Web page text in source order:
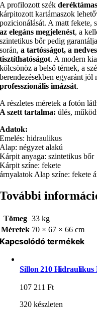
A profilozott szék
kárpitozott kartámaszok
pozicionálását. A matt fekete,
az elegáns megjelenést, a
szintetikus bőr pedig
során,a tartósságot, a
tisztíthatóságot. A modern
kölcsönöz a belső térnek, a
berendezésekben egyaránt
professzionális imázsát.
A részletes méretek a fotón
A szett tartalma: ülés,
Adatok:
Emelés: hidraulikus
Alap: négyzet alakú
Kárpit anyaga: szintetikus bőr
Kárpit színe: fekete
árnyalatok Alap színe: fekete
További
Tömeg 33 kg
Méretek 70 × 67 × 66 cm
Kapcsolódó termékek
Sillon 210 Hidraulikus
107 211Ft
320 készleten